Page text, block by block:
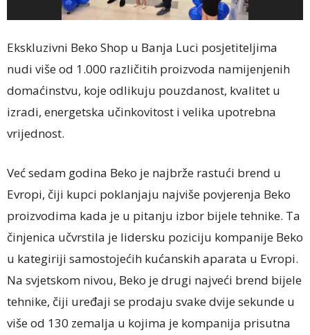
Ekskluzivni Beko Shop u Banja Luci posjetiteljima
nudi više od 1.000 različitih proizvoda namijenjenih
domaćinstvu, koje odlikuju pouzdanost, kvalitet u
izradi, energetska učinkovitost i velika upotrebna
vrijednost.
Već sedam godina Beko je najbrže rastući brend u
Evropi, čiji kupci poklanjaju najviše povjerenja Beko
proizvodima kada je u pitanju izbor bijele tehnike. Ta
činjenica učvrstila je lidersku poziciju kompanije Beko
u kategiriji samostojećih kućanskih aparata u Evropi.
Na svjetskom nivou, Beko je drugi najveći brend bijele
tehnike, čiji uređaji se prodaju svake dvije sekunde u
više od 130 zemalja u kojima je kompanija prisutna